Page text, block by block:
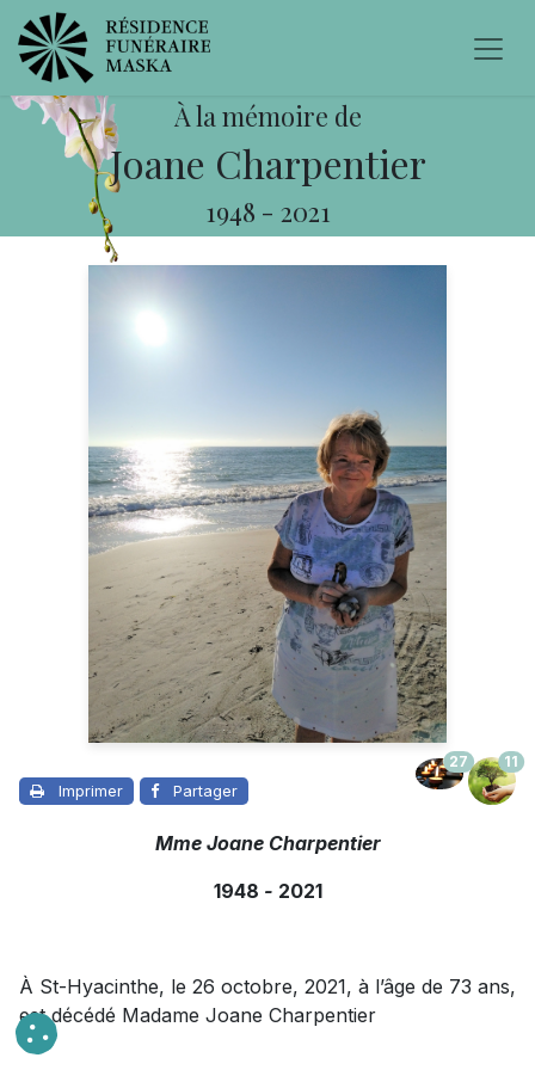
À la mémoire de
Joane Charpentier
1948 - 2021
Imprimer Partager
27 11
Mme Joane Charpentier
1948 - 2021
À St-Hyacinthe, le 26 octobre, 2021, à l’âge de 73 ans,
est décédé Madame Joane Charpentier